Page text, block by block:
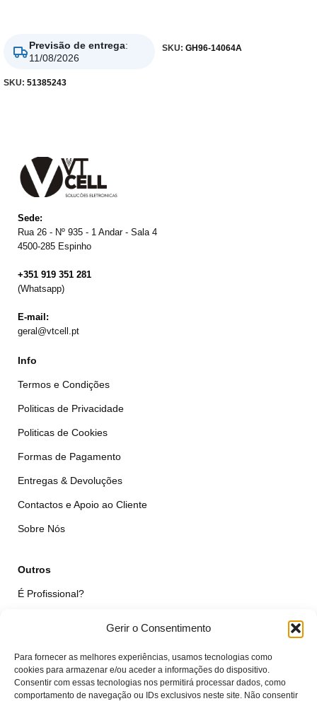
Gerir o Consentimento
Para fornecer as melhores experiências, usamos tecnologias como
cookies para armazenar e/ou aceder a informações do dispositivo.
Consentir com essas tecnologias nos permitirá processar dados, como
comportamento de navegação ou IDs exclusivos neste site. Não consentir
Previsão de entrega:
11/08/2026
SKU: 51385243
SKU: GH96-14064A
Sede:
Rua 26 - Nº 935 - 1 Andar - Sala 4
4500-285 Espinho
+351 919 351 281
(Whatsapp)
E-mail:
geral@vtcell.pt
Info
Termos e Condições
Politicas de Privacidade
Politicas de Cookies
Formas de Pagamento
Entregas & Devoluções
Contactos e Apoio ao Cliente
Sobre Nós
Outros
É Profissional?
Qualidade das Peças